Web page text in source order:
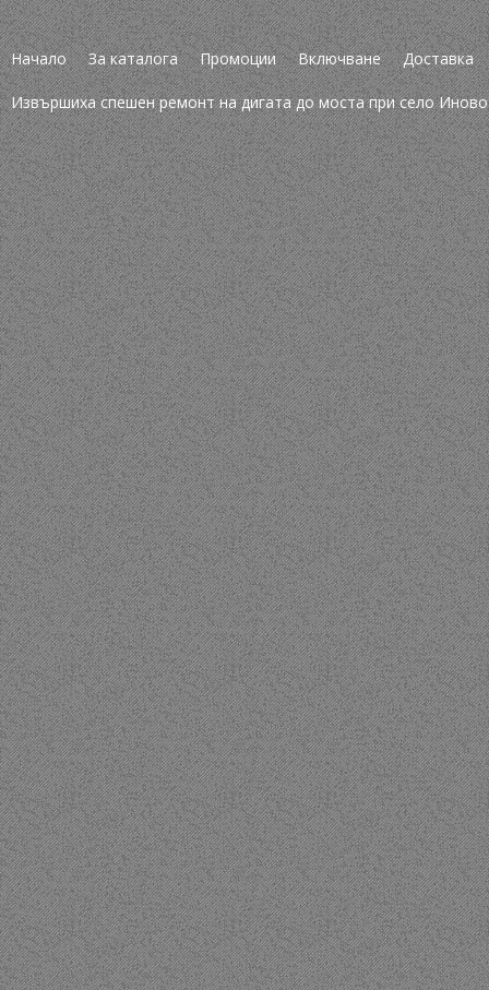
Начало За каталога Промоции Включване Доставка
Извършиха спешен ремонт на дигата до моста при село Иново